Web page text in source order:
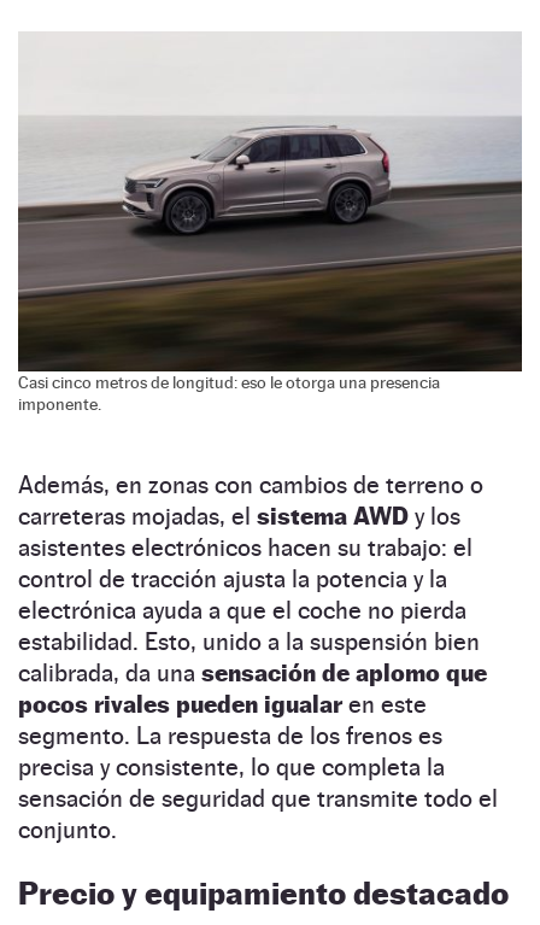
Casi cinco metros de longitud: eso le otorga una presencia
imponente.
Además, en zonas con cambios de terreno o
carreteras mojadas, el sistema AWD y los
asistentes electrónicos hacen su trabajo: el
control de tracción ajusta la potencia y la
electrónica ayuda a que el coche no pierda
estabilidad. Esto, unido a la suspensión bien
calibrada, da una sensación de aplomo que
pocos rivales pueden igualaren este
segmento. La respuesta de los frenos es
precisa y consistente, lo que completa la
sensación de seguridad que transmite todo el
conjunto.
Precio y equipamiento destacado